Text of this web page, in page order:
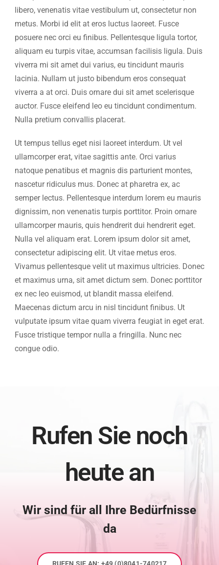
libero, venenatis vitae vestibulum ut, consectetur non
metus. Morbi id elit at eros luctus laoreet. Fusce
posuere nec orci eu finibus. Pellentesque ligula tortor,
aliquam eu turpis vitae, accumsan facilisis ligula. Duis
viverra mi sit amet dui varius, eu tincidunt mauris
lacinia. Nullam ut justo bibendum eros consequat
viverra a at orci. Duis ornare dui sit amet scelerisque
auctor. Fusce eleifend leo eu tincidunt condimentum.
Nulla pretium convallis placerat.
Ut tempus tellus eget nisi laoreet interdum. Ut vel
ullamcorper erat, vitae sagittis ante. Orci varius
natoque penatibus et magnis dis parturient montes,
nascetur ridiculus mus. Donec at pharetra ex, ac
semper lectus. Pellentesque interdum lorem eu mauris
dignissim, non venenatis turpis porttitor. Proin ornare
ullamcorper mauris, quis hendrerit dui hendrerit eget.
Nulla vel aliquam erat. Lorem ipsum dolor sit amet,
consectetur adipiscing elit. Ut vitae metus eros.
Vivamus pellentesque velit ut maximus ultricies. Donec
et maximus urna, sit amet dictum sem. Donec porttitor
ex nec leo euismod, ut blandit massa eleifend.
Maecenas dictum arcu in nisl tincidunt finibus. Ut
vulputate ipsum vitae quam viverra feugiat in eget erat.
Fusce tristique tempor nulla a fringilla. Nunc nec
congue odio.
Rufen Sie noch
heute an
Wir sind für all Ihre Bedürfnisse
da